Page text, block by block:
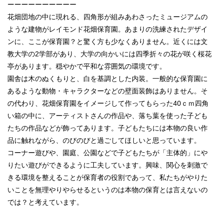
ーーーーーーーーーー
花畑団地の中に現れる、四角形が組みあわさったミュージアムの
ような建物がレイモンド花畑保育園。あまりの洗練されたデザイ
ンに、ここが保育園？と驚く方も少なくありません。近くには文
教大学の2学部があり、大学の向かいには四季折々の花が咲く桜花
亭があります。穏やかで平和な雰囲気の環境です。
園舎は木のぬくもりと、白を基調とした内装。一般的な保育園に
あるような動物・キャラクターなどの壁面装飾はありません。そ
の代わり、花畑保育園をイメージして作ってもらった40ｃｍ四角
い箱の中に、アーティストさんの作品や、落ち葉を使った子ども
たちの作品などが飾ってあります。子どもたちには本物の良い作
品に触れながら、のびのびと過ごしてほしいと思っています。
コーナー遊びや、園庭、公園などで子どもたちが「主体的」にや
りたい遊びができるように工夫しています。興味、関心を刺激で
きる環境を整えることが保育者の役割であって、私たちがやりた
いことを無理やりやらせるというのは本物の保育とは言えないの
では？と考えています。